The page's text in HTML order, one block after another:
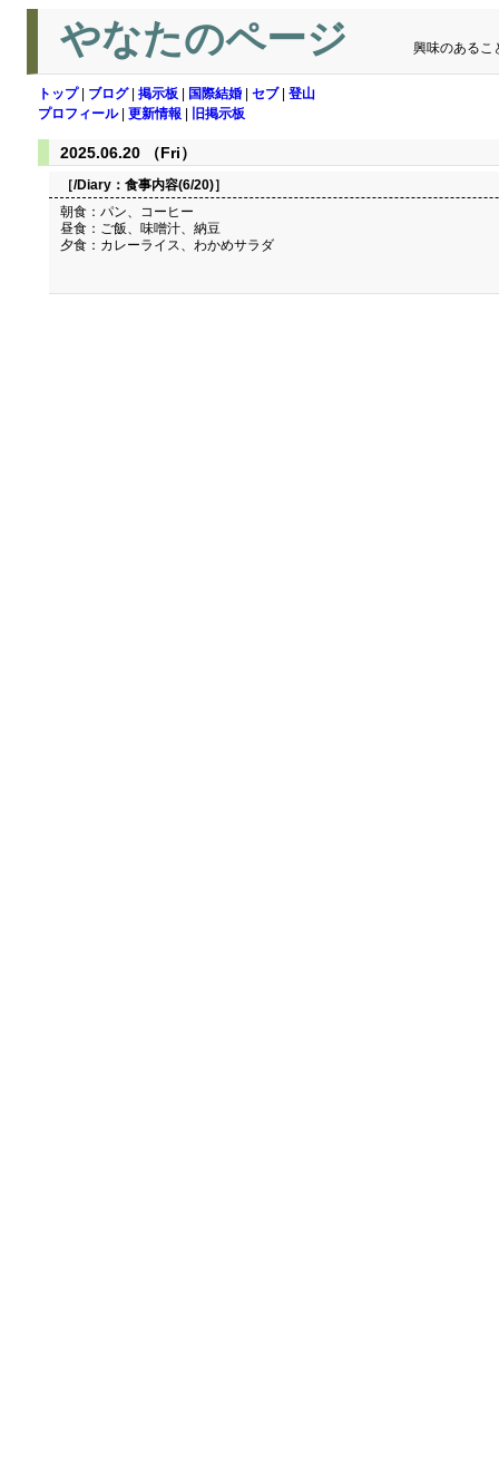
やなたのページ 興味のあるこ
トップ| ブログ| 掲示板 国際結婚 セブ| 登山
プロフィール| 更新情報 旧掲示板
2025.06.20 （Fri）
［/Diary： 食事内容(6/20)］
朝食：パン、コーヒー
昼食：ご飯、味噌汁、納豆
夕食：カレーライス、わかめサラダ